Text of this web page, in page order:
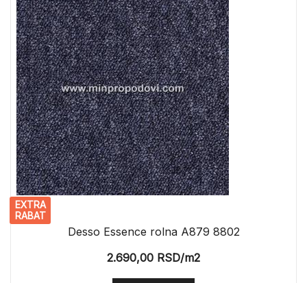
EXTRA
RABAT
Desso Essence rolna A879 8802
2.690,00 RSD/m2